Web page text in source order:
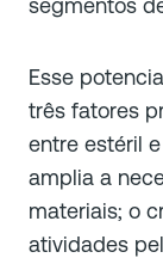
segmentos
Esse
três fatores
entre estéril
amplia a
materiais; o
atividades